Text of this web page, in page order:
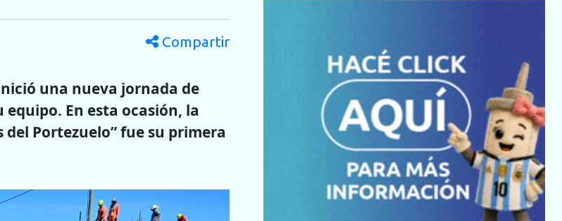
Compartir
una nueva jornada de
En esta ocasión, la
Portezuelo” fue su primera